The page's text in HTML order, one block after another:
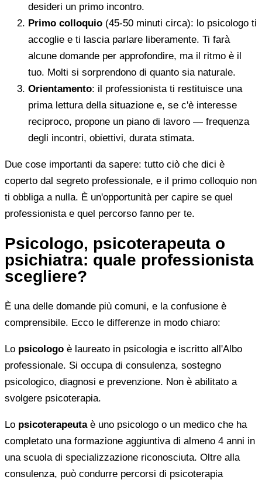
desideri un primo incontro.
Primo colloquio (45-50 minuti circa): lo psicologo ti
accoglie e ti lascia parlare liberamente. Ti farà
alcune domande per approfondire, ma il ritmo è il
tuo. Molti si sorprendono di quanto sia naturale.
Orientamento: il professionista ti restituisce una
prima lettura della situazione e, se c'è interesse
reciproco, propone un piano di lavoro — frequenza
degli incontri, obiettivi, durata stimata.
Due cose importanti da sapere: tutto ciò che dici è
coperto dal segreto professionale, e il primo colloquio non
ti obbliga a nulla. È un'opportunità per capire se quel
professionista e quel percorso fanno per te.
Psicologo, psicoterapeuta o
psichiatra: quale professionista
scegliere?
È una delle domande più comuni, e la confusione è
comprensibile. Ecco le differenze in modo chiaro:
Lo psicologo è laureato in psicologia e iscritto all'Albo
professionale. Si occupa di consulenza, sostegno
psicologico, diagnosi e prevenzione. Non è abilitato a
svolgere psicoterapia.
Lo psicoterapeutaè uno psicologo o un medico che ha
completato una formazione aggiuntiva di almeno 4 anni in
una scuola di specializzazione riconosciuta. Oltre alla
consulenza, può condurre percorsi di psicoterapia